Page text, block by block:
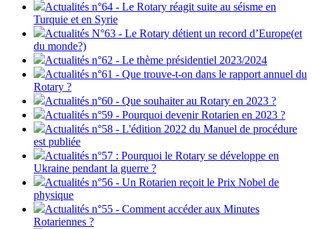
Actualités n°64 - Le Rotary réagit suite au séisme en
Turquie et en Syrie
Actualités N°63 - Le Rotary détient un record d’Europe(et
du monde?)
Actualités n°62 - Le thème présidentiel 2023/2024
Actualités n°61 - Que trouve-t-on dans le rapport annuel du
Rotary ?
Actualités n°60 - Que souhaiter au Rotary en 2023 ?
Actualités n°59 - Pourquoi devenir Rotarien en 2023 ?
Actualités n°58 - L'édition 2022 du Manuel de procédure
est publiée
Actualités n°57 : Pourquoi le Rotary se développe en
Ukraine pendant la guerre ?
Actualités n°56 - Un Rotarien reçoit le Prix Nobel de
physique
Actualités n°55 - Comment accéder aux Minutes
Rotariennes ?